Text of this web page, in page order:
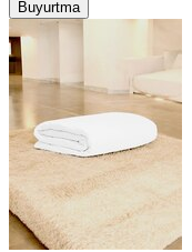
Buyurtma